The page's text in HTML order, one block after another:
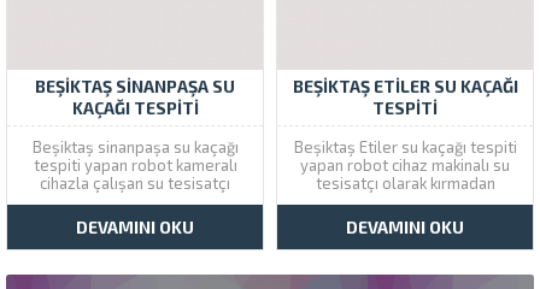
BEŞIKTAŞ SINANPAŞA SU
KAÇAĞI TESPITI
Beşiktaş sinanpaşa su kaçağı
tespiti yapan robot kameralı
cihazla çalışan su tesisatçı
olarak kırmadan dökmeden su
kaçağı bulma servisi
vermekteyiz. Çözüm Tesisat
Beşiktaş şubesinden çıkan
araçlarla ev ve iş yerlerinde
DEVAMINI OKU
BEŞIKTAŞ ETILER SU KAÇAĞI
TESPITI
Beşiktaş Etiler su kaçağı tespiti
yapan robot cihaz makinalı su
tesisatçı olarak kırmadan
dökmeden su kaçağı bulma
servisi veriyoruz. Çözüm Tesisat
Beşiktaş şubemizi arayarak aynı
gün içinde son teknoloji
cihazlarla su arıza tespiti ve
DEVAMINI OKU